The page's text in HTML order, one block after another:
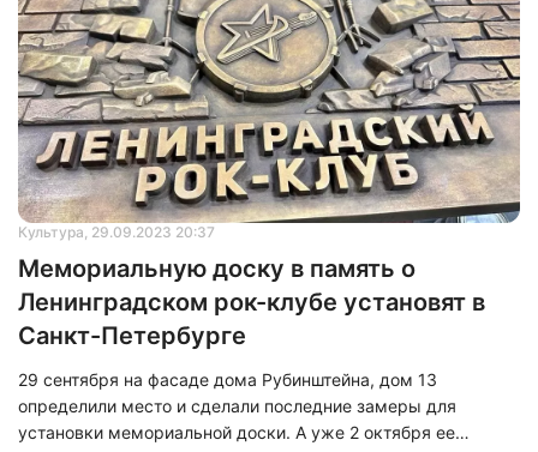
Культура, 29.09.2023 20:37
Мемориальную доску в память о
Ленинградском рок-клубе установят в
Санкт-Петербурге
29 сентября на фасаде дома Рубинштейна, дом 13
определили место и сделали последние замеры для
установки мемориальной доски. А уже 2 октября ее
Нажимая на кнопку "Отправить" вы
соглашаетесь сполитикой конфиденциальности